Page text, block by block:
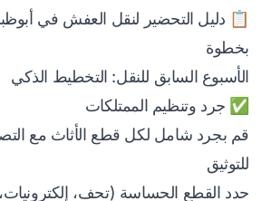
📋 دليل التحضير لنقل العفش في
بخطوة
الأسبوع السابق للنقل: التخطيط الذكي
✅ جرد وتنظيم الممتلكات
قم بجرد شامل لكل قطع الأثاث مع
للتوثيق
حدد القطع الحساسة (تحف،